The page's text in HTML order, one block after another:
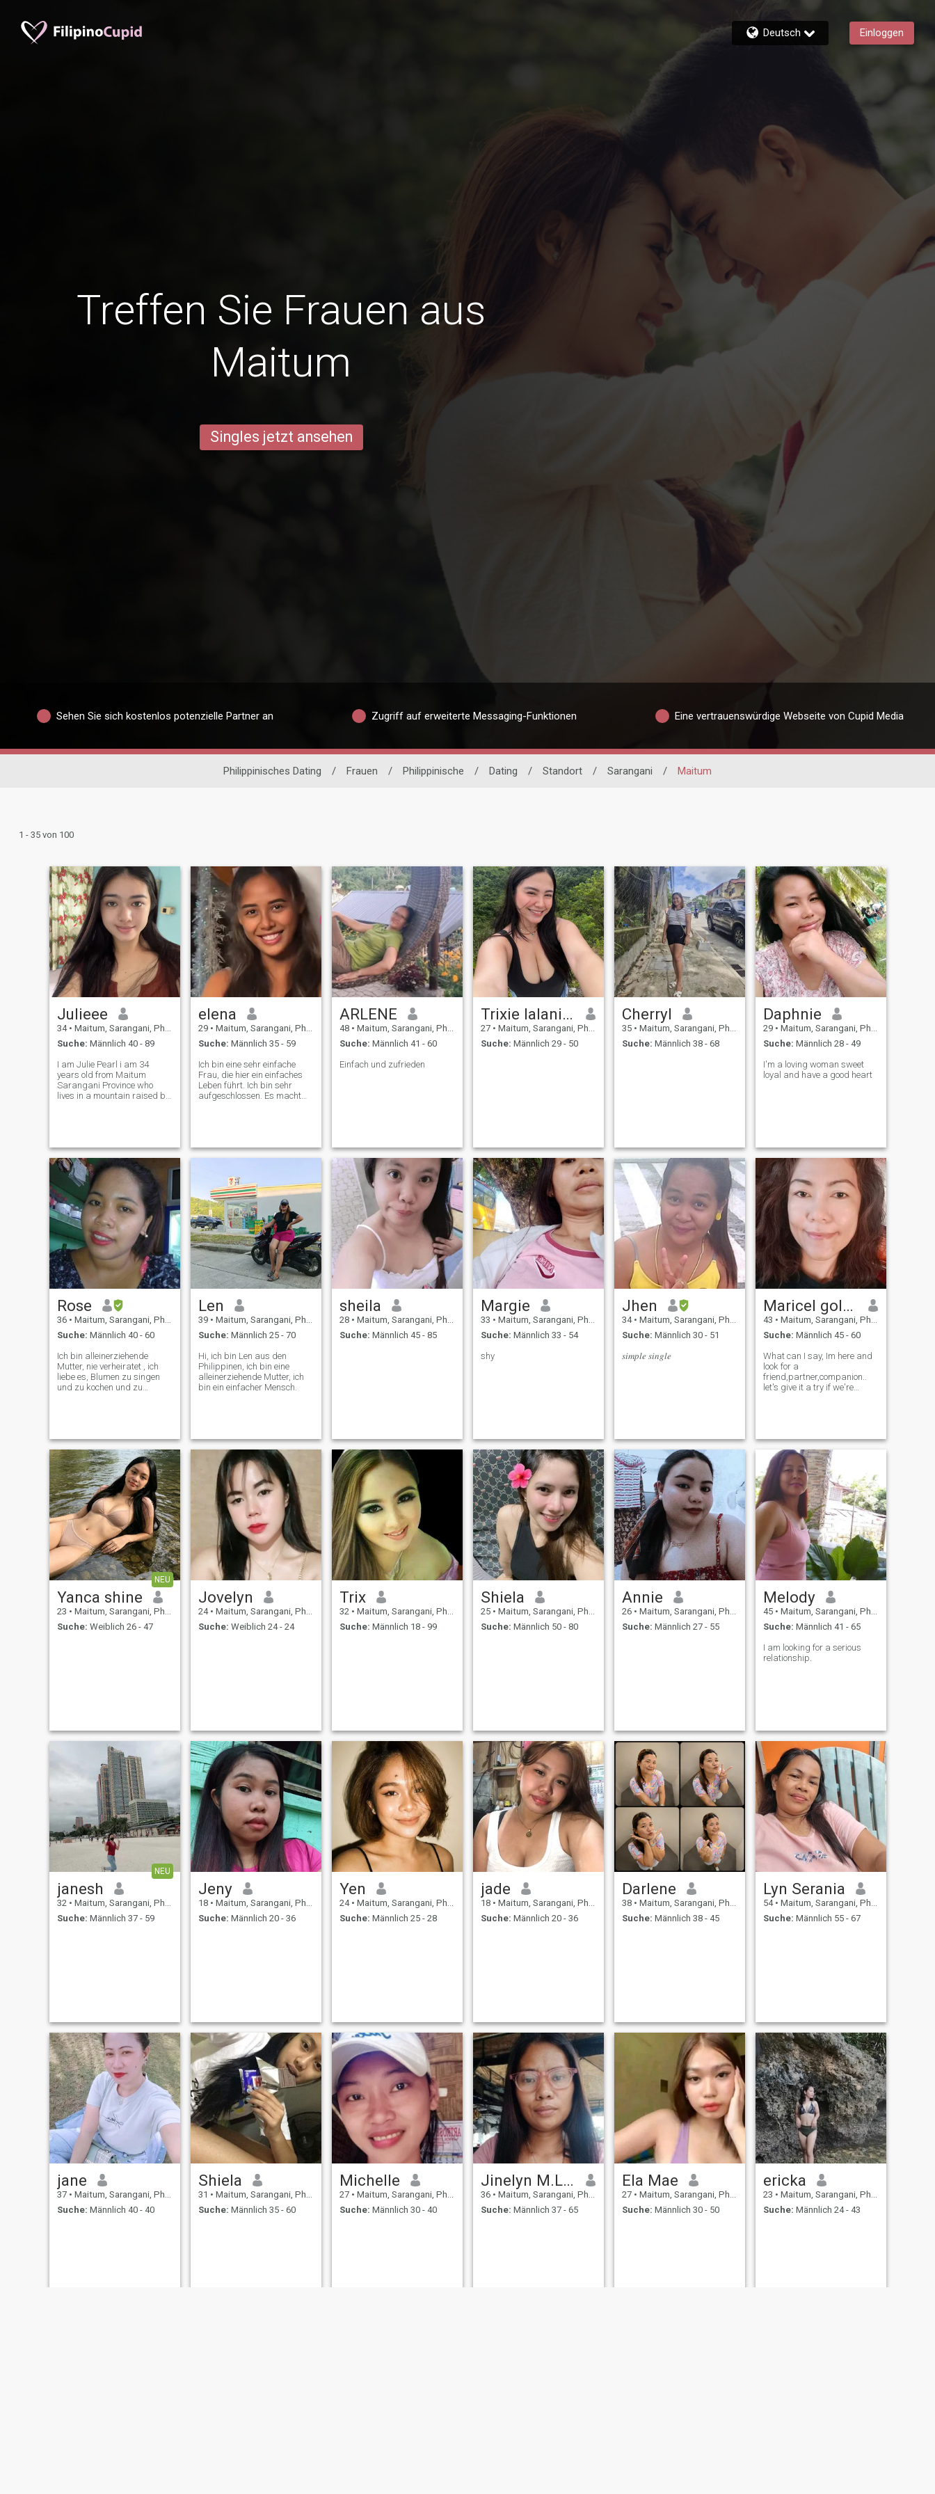
Deutsch Einloggen
Treffen Sie Frauen aus
Maitum
Singles jetzt ansehen
Sehen Sie sich kostenlos potenzielle Partner an Zugriff auf erweiterte Messaging-Funktionen Eine vertrauenswürdige Webseite von Cupid Media
Philippinisches Dating / Frauen / Philippinische / Dating / Standort / Sarangani / Maitum
1 - 35 von 100
Julieee
34 • Maitum, Sarangani, Philippinen
Suche: Männlich 40 - 89
I am Julie Pearl i am 34
years old from Maitum
Sarangani Province who
lives in a mountain raised by
when they left me to
grandma and they choo
elena
29 • Maitum, Sarangani, Philippinen
Suche: Männlich 35 - 59
Ich bin eine sehr einfache
Frau, die hier ein einfaches
Leben führt. Ich bin sehr
aufgeschlossen. Es macht
teilen
ARLENE
48 • Maitum, Sarangani, Philippinen
Suche: Männlich 41 - 60
Einfach und zufrieden
Trixie lalanie fabricate
27 • Maitum, Sarangani, Philippinen
Suche: Männlich 29 - 50
Cherryl
35 • Maitum, Sarangani, Philippinen
Suche: Männlich 38 - 68
Daphnie
29 • Maitum, Sarangani, Philippinen
Suche: Männlich 28 - 49
I'm a loving woman sweet
loyal and have a good heart
Rose
36 • Maitum, Sarangani, Philippinen
Suche: Männlich 40 - 60
Ich bin alleinerziehende
Mutter, nie verheiratet , ich
liebe es, Blumen zu singen
und zu kochen und zu
Len
39 • Maitum, Sarangani, Philippinen
Suche: Männlich 25 - 70
Hi, ich bin Len aus den
Philippinen, ich bin eine
alleinerziehende Mutter, ich
bin ein einfacher Mensch.
sheila
28 • Maitum, Sarangani, Philippinen
Suche: Männlich 45 - 85
Margie
33 • Maitum, Sarangani, Philippinen
Suche: Männlich 33 - 54
shy
Jhen
34 • Maitum, Sarangani, Philippinen
Suche: Männlich 30 - 51
𝑠𝑖𝑚𝑝𝑙𝑒 𝑠𝑖𝑛𝑔𝑙𝑒
Maricel golpeo
43 • Maitum, Sarangani, Philippinen
Suche: Männlich 45 - 60
What can I say, Im here and
look for a
friend,partner,companion..
let's give it a try if we're
NEU
Yanca shine
23 • Maitum, Sarangani, Philippinen
Suche: Weiblich 26 - 47
Jovelyn
24 • Maitum, Sarangani, Philippinen
Suche: Weiblich 24 - 24
Trix
32 • Maitum, Sarangani, Philippinen
Suche: Männlich 18 - 99
Shiela
25 • Maitum, Sarangani, Philippinen
Suche: Männlich 50 - 80
Annie
26 • Maitum, Sarangani, Philippinen
Suche: Männlich 27 - 55
Melody
45 • Maitum, Sarangani, Philippinen
Suche: Männlich 41 - 65
I am looking for a serious
relationship.
NEU
janesh
32 • Maitum, Sarangani, Philippinen
Suche: Männlich 37 - 59
Jeny
18 • Maitum, Sarangani, Philippinen
Suche: Männlich 20 - 36
Yen
24 • Maitum, Sarangani, Philippinen
Suche: Männlich 25 - 28
jade
18 • Maitum, Sarangani, Philippinen
Suche: Männlich 20 - 36
Darlene
38 • Maitum, Sarangani, Philippinen
Suche: Männlich 38 - 45
Lyn Serania
54 • Maitum, Sarangani, Philippinen
Suche: Männlich 55 - 67
jane
37 • Maitum, Sarangani, Philippinen
Suche: Männlich 40 - 40
Shiela
31 • Maitum, Sarangani, Philippinen
Suche: Männlich 35 - 60
Michelle
27 • Maitum, Sarangani, Philippinen
Suche: Männlich 30 - 40
Jinelyn M.Losdoc
36 • Maitum, Sarangani, Philippinen
Suche: Männlich 37 - 65
Ela Mae
27 • Maitum, Sarangani, Philippinen
Suche: Männlich 30 - 50
ericka
23 • Maitum, Sarangani, Philippinen
Suche: Männlich 24 - 43